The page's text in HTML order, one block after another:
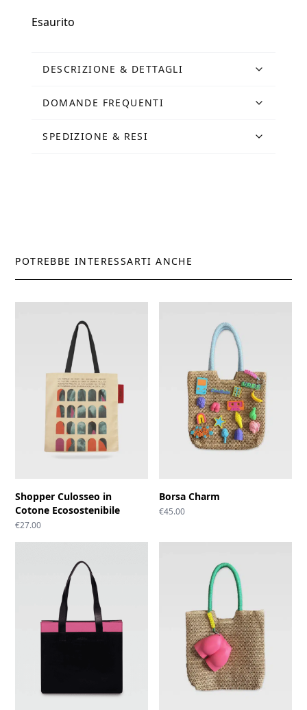
Esaurito
DESCRIZIONE & DETTAGLI
DOMANDE FREQUENTI
SPEDIZIONE & RESI
POTREBBE INTERESSARTI ANCHE
Shopper Culosseo in
Cotone Ecosostenibile
€27.00
Borsa Charm
€45.00